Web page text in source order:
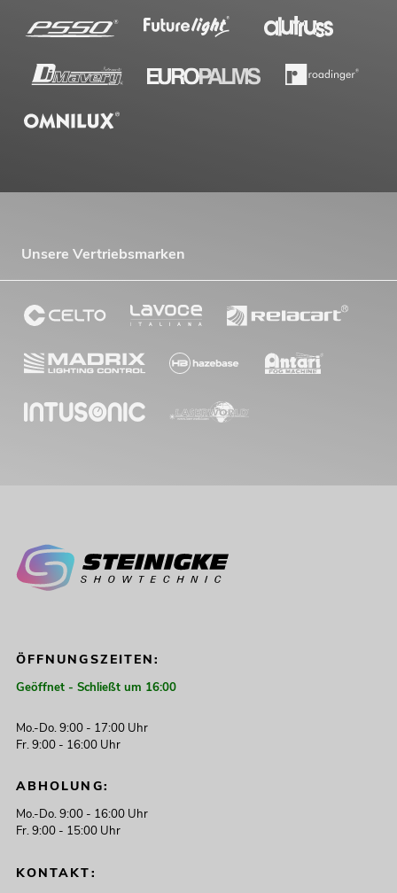
Unsere Vertriebsmarken
ÖFFNUNGSZEITEN:
Geöffnet - Schließt um 16:00
Mo.-Do. 9:00 - 17:00 Uhr
Fr. 9:00 - 16:00 Uhr
ABHOLUNG:
Mo.-Do. 9:00 - 16:00 Uhr
Fr. 9:00 - 15:00 Uhr
KONTAKT: